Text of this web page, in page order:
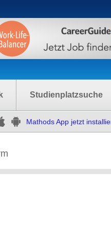
Studienplatzsuche
Mathods App jetzt